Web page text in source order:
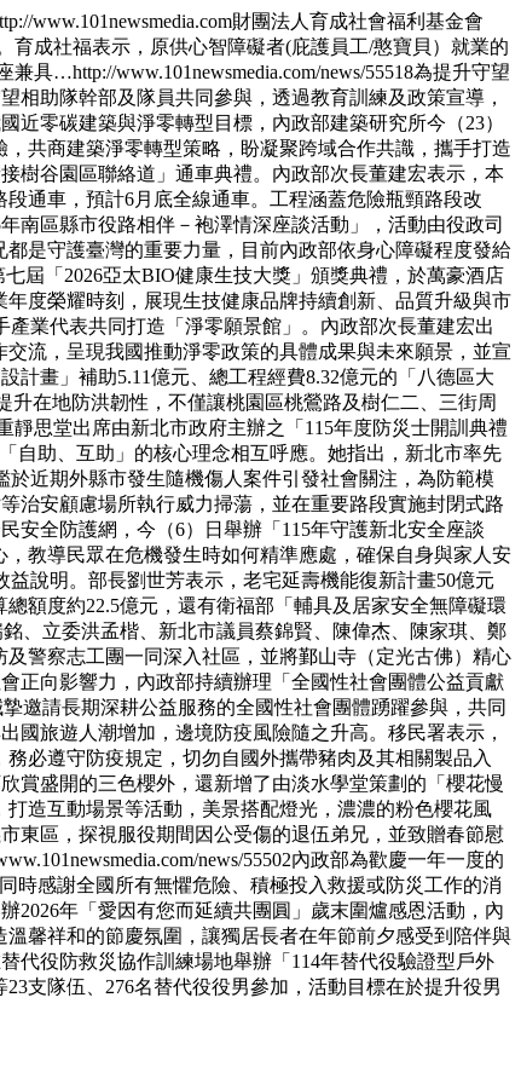
www.101newsmedia.com財團法人育成社會福利基金會
育成社福表示，原供心智障礙者(庇護員工/憨寶貝）就業的
兼具…http://www.101newsmedia.com/news/55518為提升守望
相助隊幹部及隊員共同參與，透過教育訓練及政策宣導，
近零碳建築與淨零轉型目標，內政部建築研究所今（23）
共商建築淨零轉型策略，盼凝聚跨域合作共識，攜手打造
樹谷園區聯絡道」通車典禮。內政部次長董建宏表示，本
通車，預計6月底全線通車。工程涵蓋危險瓶頸路段改
南區縣市役路相伴－袍澤情深座談活動」，活動由役政司
是守護臺灣的重要力量，目前內政部依身心障礙程度發給
屆「2026亞太BIO健康生技大獎」頒獎典禮，於萬豪酒店
度榮耀時刻，展現生技健康品牌持續創新、品質升級與市
業代表共同打造「淨零願景館」。內政部次長董建宏出
流，呈現我國推動淨零政策的具體成果與未來願景，並宣
計畫」補助5.11億元、總工程經費8.32億元的「八德區大
在地防洪韌性，不僅讓桃園區桃鶯路及樹仁二、三街周
靜思堂出席由新北市政府主辦之「115年度防災士開訓典禮
自助、互助」的核心理念相互呼應。她指出，新北市率先
於近期外縣市發生隨機傷人案件引發社會關注，為防範模
治安顧慮場所執行威力掃蕩，並在重要路段實施封閉式路
安全防護網，今（6）日舉辦「115年守護新北安全座談
教導民眾在危機發生時如何精準應處，確保自身與家人安
說明。部長劉世芳表示，老宅延壽機能復新計畫50億元
額度約22.5億元，還有衛福部「輔具及居家安全無障礙環
、立委洪孟楷、新北市議員蔡錦賢、陳偉杰、陳家琪、鄭
警察志工團一同深入社區，並將鄞山寺（定光古佛）精心
正向影響力，內政部持續辦理「全國性社會團體公益貢獻
邀請長期深耕公益服務的全國性社會團體踴躍參與，共同
國旅遊人潮增加，邊境防疫風險隨之升高。移民署表示，
必遵守防疫規定，切勿自國外攜帶豬肉及其相關製品入
賞盛開的三色櫻外，還新增了由淡水學堂策劃的「櫻花慢
造互動場景等活動，美景搭配燈光，濃濃的粉色櫻花風
東區，探視服役期間因公受傷的退伍弟兄，並致贈春節慰
news/55502內政部為歡慶一年一度的
時感謝全國所有無懼危險、積極投入救援或防災工作的消
2026年「愛因有您而延續共團圓」歲末圍爐感恩活動，內
馨祥和的節慶氛圍，讓獨居長者在年節前夕感受到陪伴與
代役防救災協作訓練場地舉辦「114年替代役驗證型戶外
支隊伍、276名替代役役男參加，活動目標在於提升役男